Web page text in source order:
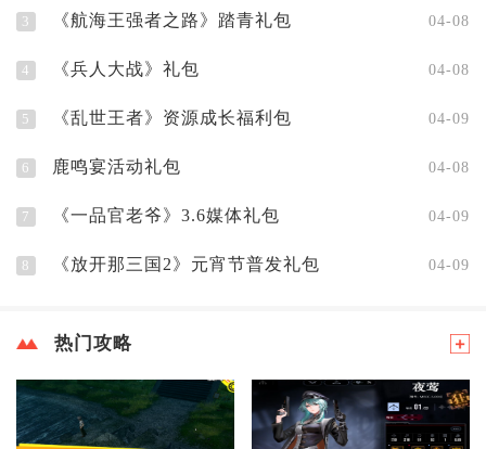
3 《航海王强者之路》踏青礼包 04-08
4 《兵人大战》礼包 04-08
5 《乱世王者》资源成长福利包 04-09
6 鹿鸣宴活动礼包 04-08
7 《一品官老爷》3.6媒体礼包 04-09
8 《放开那三国2》元宵节普发礼包 04-09
热门攻略